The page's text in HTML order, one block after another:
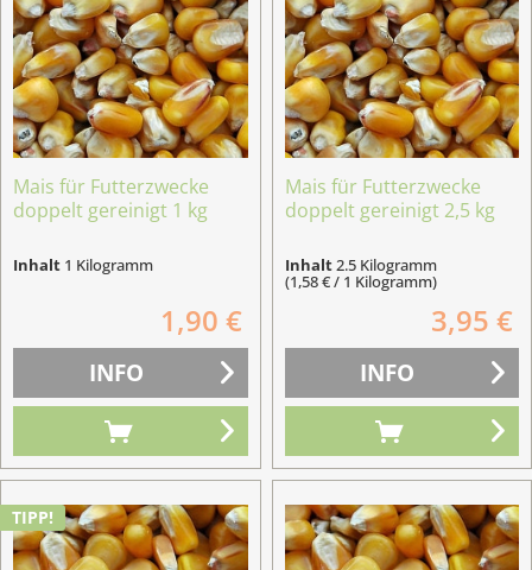
Mais für Futterzwecke
doppelt gereinigt 1 kg
Inhalt 1 Kilogramm
1,90 €
INFO
Mais für Futterzwecke
doppelt gereinigt 2,5 kg
Inhalt2.5 Kilogramm
(1,58 € / 1 Kilogramm)
3,95 €
INFO
TIPP!